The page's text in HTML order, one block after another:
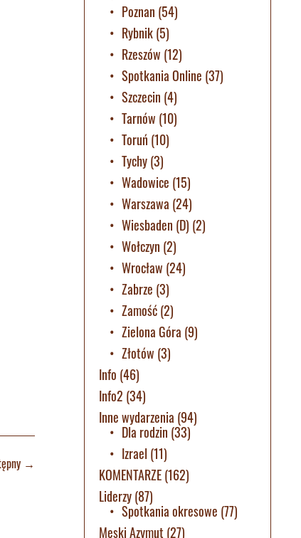
→
Poznan (54)
Rybnik(5)
Rzeszów (12)
Spotkania Online (37)
Szczecin (4)
Tarnów (10)
Toruń (10)
Tychy(3)
Wadowice (15)
Warszawa (24)
Wiesbaden (D) (2)
Wołczyn (2)
Wrocław (24)
Zabrze (3)
Zamość(2)
Zielona Góra (9)
Złotów (3)
Info (46)
Info2 (34)
Inne wydarzenia (94)
Dla rodzin (33)
Izrael (11)
KOMENTARZE(162)
Liderzy(87)
Spotkania okresowe (77)
Męski Azymut (27)